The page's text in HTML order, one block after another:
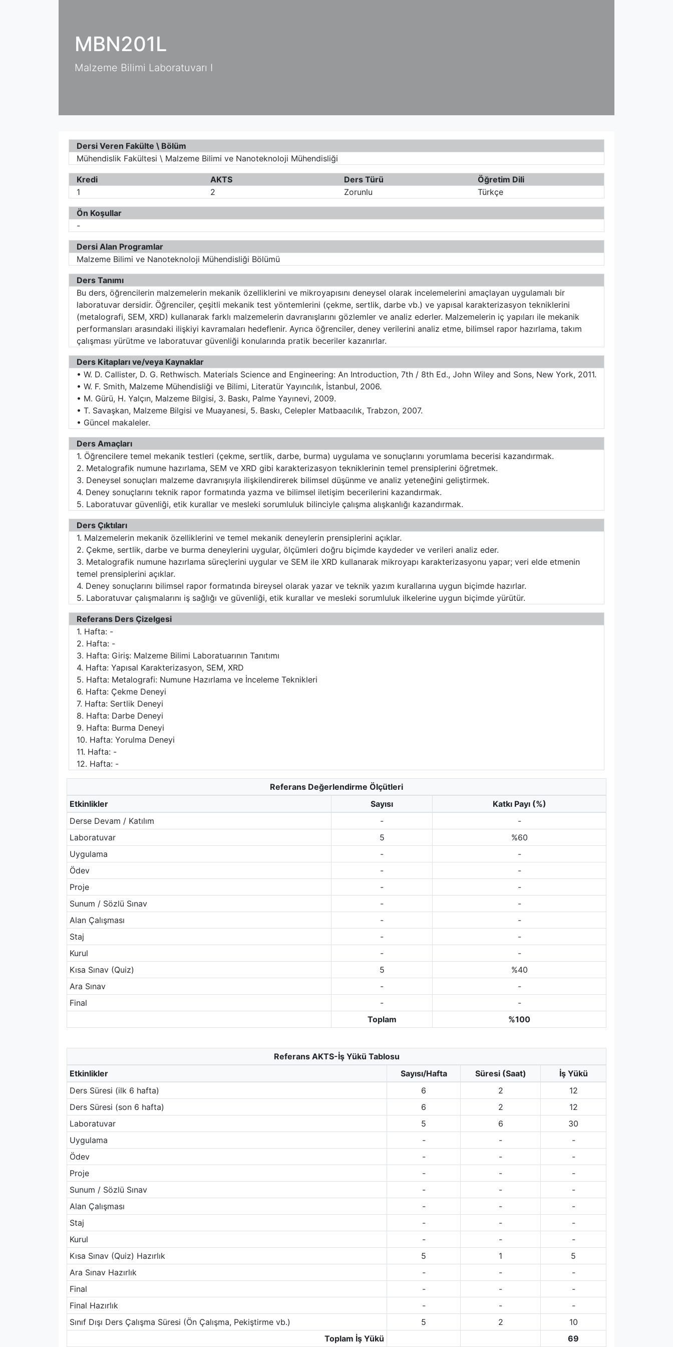
MBN201L
Malzeme Bilimi Laboratuvarı I
Dersi Veren Fakülte \ Bölüm
Mühendislik Fakültesi \ Malzeme Bilimi ve Nanoteknoloji Mühendisliği
Kredi AKTS Ders Türü
Öğretim Dili
1
2 Zorunlu Türkçe
Ön Koşullar
-
Dersi Alan Programlar
Malzeme Bilimi ve Nanoteknoloji Mühendisliği Bölümü
Ders Tanımı
Bu ders, öğrencilerin malzemelerin mekanik özelliklerini ve mikroyapısını deneysel olarak incelemelerini amaçlayan uygulamalı bir
laboratuvar dersidir. Öğrenciler, çeşitli mekanik test yöntemlerini (çekme, sertlik, darbe vb.) ve yapısal karakterizasyon tekniklerini
(metalografi, SEM, XRD) kullanarak farklı malzemelerin davranışlarını gözlemler ve analiz ederler. Malzemelerin iç yapıları ile mekanik
performansları arasındaki ilişkiyi kavramaları hedeflenir. Ayrıca öğrenciler, deney verilerini analiz etme, bilimsel rapor hazırlama, takım
çalışması yürütme ve laboratuvar güvenliği konularında pratik beceriler kazanırlar.
Ders Kitapları ve/veya Kaynaklar
• W. D. Callister, D. G. Rethwisch. Materials Science and Engineering: An Introduction, 7th / 8th Ed., John Wiley and Sons, New York, 2011.
• W. F. Smith, Malzeme Mühendisliği ve Bilimi, Literatür Yayıncılık, İstanbul, 2006.
• M. Gürü, H. Yalçın, Malzeme Bilgisi, 3. Baskı, Palme Yayınevi, 2009.
• T. Savaşkan, Malzeme Bilgisi ve Muayanesi, 5. Baskı, Celepler Matbaacılık, Trabzon, 2007.
• Güncel makaleler.
Ders Amaçları
1. Öğrencilere temel mekanik testleri (çekme, sertlik, darbe, burma) uygulama ve sonuçlarını yorumlama becerisi kazandırmak.
2. Metalografik numune hazırlama, SEM ve XRD gibi karakterizasyon tekniklerinin temel prensiplerini öğretmek.
3. Deneysel sonuçları malzeme davranışıyla ilişkilendirerek bilimsel düşünme ve analiz yeteneğini geliştirmek.
4. Deney sonuçlarını teknik rapor formatında yazma ve bilimsel iletişim becerilerini kazandırmak.
5. Laboratuvar güvenliği, etik kurallar ve mesleki sorumluluk bilinciyle çalışma alışkanlığı kazandırmak.
Ders Çıktıları
1. Malzemelerin mekanik özelliklerini ve temel mekanik deneylerin prensiplerini açıklar.
2. Çekme, sertlik, darbe ve burma deneylerini uygular, ölçümleri doğru biçimde kaydeder ve verileri analiz eder.
3. Metalografik numune hazırlama süreçlerini uygular ve SEM ile XRD kullanarak mikroyapı karakterizasyonu yapar; veri elde etmenin
temel prensiplerini açıklar.
4. Deney sonuçlarını bilimsel rapor formatında bireysel olarak yazar ve teknik yazım kurallarına uygun biçimde hazırlar.
5. Laboratuvar çalışmalarını iş sağlığı ve güvenliği, etik kurallar ve mesleki sorumluluk ilkelerine uygun biçimde yürütür.
Referans Ders Çizelgesi
1. Hafta: -
2. Hafta: -
3. Hafta: Giriş: Malzeme Bilimi Laboratuarının Tanıtımı
4. Hafta: Yapısal Karakterizasyon, SEM, XRD
5. Hafta: Metalografi: Numune Hazırlama ve İnceleme Teknikleri
6. Hafta: Çekme Deneyi
7. Hafta: Sertlik Deneyi
8. Hafta: Darbe Deneyi
9. Hafta: Burma Deneyi
10. Hafta: Yorulma Deneyi
11. Hafta: -
12. Hafta: -
Referans Değerlendirme Ölçütleri
Etkinlikler
Sayısı
Katkı Payı (%)
Derse Devam / Katılım
-
-
Laboratuvar
5
%60
Uygulama
-
-
Ödev
-
-
Proje
-
-
Sunum / Sözlü Sınav
-
-
Alan Çalışması
-
-
Staj
-
-
Kurul
-
-
Kısa Sınav (Quiz)
5
%40
Ara Sınav
-
-
Final
-
-
Toplam
%100
Referans AKTS-İş Yükü Tablosu
Etkinlikler
Sayısı/Hafta Süresi (Saat)
İş Yükü
Ders Süresi (ilk 6 hafta)
6 2
12
Ders Süresi (son 6 hafta)
6 2
12
Laboratuvar
5 6
30
Uygulama
- -
-
Ödev
- -
-
Proje
- -
-
Sunum / Sözlü Sınav
- -
-
Alan Çalışması
- -
-
Staj
- -
-
Kurul
- -
-
Kısa Sınav (Quiz) Hazırlık
5 1
5
Ara Sınav Hazırlık
- -
-
Final
- -
-
Final Hazırlık
- -
-
Sınıf Dışı Ders Çalışma Süresi (Ön Çalışma, Pekiştirme vb.)
5 2
10
Toplam İş Yükü
69